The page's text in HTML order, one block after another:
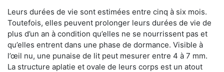
Leurs durées de vie sont estimées entre cinq à six mois.
Toutefois, elles peuvent prolonger leurs durées de vie de
plus d’un an à condition qu’elles ne se nourrissent pas et
qu’elles entrent dans une phase de dormance. Visible à
l’œil nu, une punaise de lit peut mesurer entre 4 à 7 mm.
La structure aplatie et ovale de leurs corps est un atout